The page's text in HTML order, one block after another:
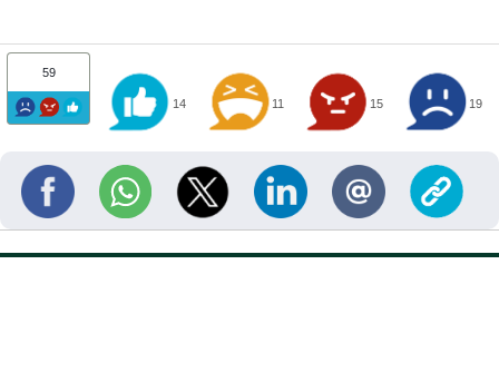
59
14 11 15 19